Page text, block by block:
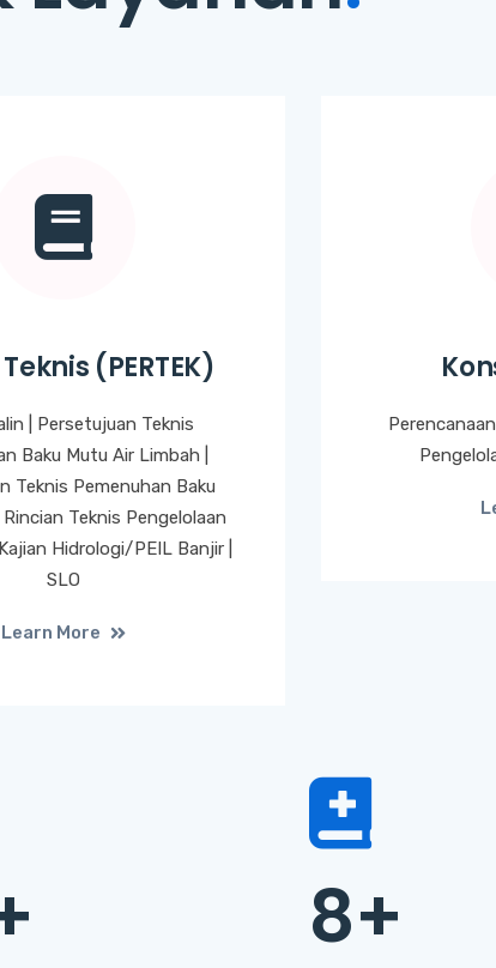
(PERTEK)
| Persetujuan Teknis
Baku Mutu Air Limbah |
Teknis Pemenuhan Baku
Rincian Teknis Pengelolaan
Hidrologi/PEIL Banjir |
SLO
Learn More
8+